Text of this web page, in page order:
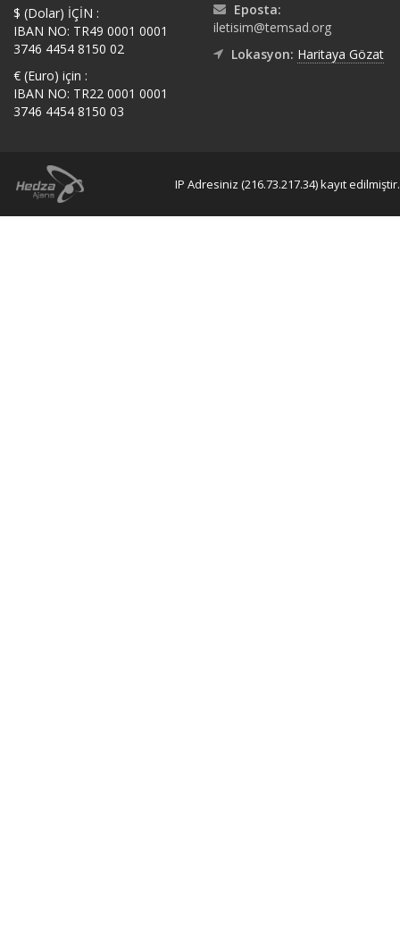
$ (Dolar) İÇİN :
IBAN NO: TR49 0001 0001
3746 4454 8150 02
€ (Euro) için :
IBAN NO: TR22 0001 0001
3746 4454 8150 03
Eposta:
iletisim@temsad.org
Lokasyon: Haritaya Gözat
IP Adresiniz (216.73.217.34) kayıt edilmiştir.